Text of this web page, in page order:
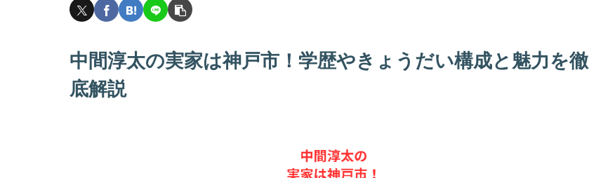
中間淳太の実家は神戸市！学歴やきょうだい構成と魅力を徹
底解説